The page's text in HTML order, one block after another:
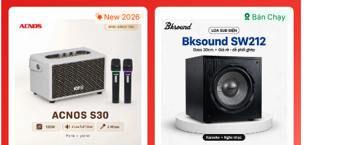
Loa Sub Điện Bksound
SW212 (bass 30cm)
3.290.000đ
-31%
Quà trị giá132.000đ
3.290.000đ
4.610.000đ -29%
540.000đ
New 2026 Bán Chạy